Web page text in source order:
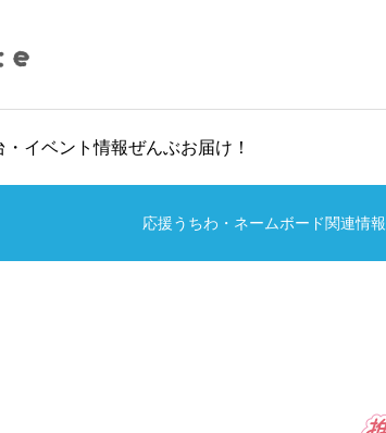
イベント情報ぜんぶお届け！
応援うちわ・ネームボード関連情報